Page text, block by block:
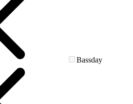
Bassday